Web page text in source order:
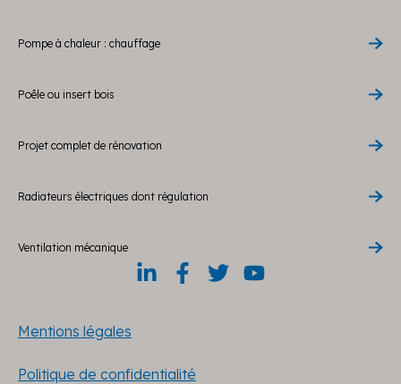
Pompe à chaleur : chauffage
Poêle ou insert bois
Projet complet de rénovation
Radiateurs électriques dont régulation
Ventilation mécanique
Mentions légales
Politique de confidentialité